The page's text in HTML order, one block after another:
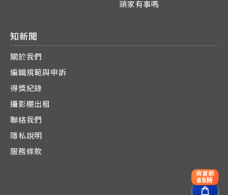
頭家有事嗎
知新聞
關於我們
編輯規範與申訴
得獎紀錄
攝影棚出租
聯絡我們
隱私說明
服務條款
爽夏節
85折